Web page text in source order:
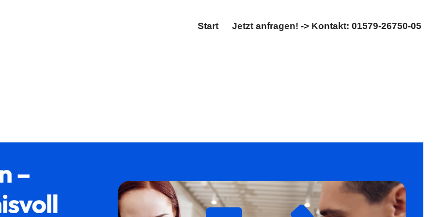
Start Jetzt anfragen! -> Kontakt: 01579-26750-05
➡ 𝐟𝐚𝐦𝐢𝐥𝐮𝐦, Ihr Rechtsanwaltskanzlei. Gemeinsam stark ✉.